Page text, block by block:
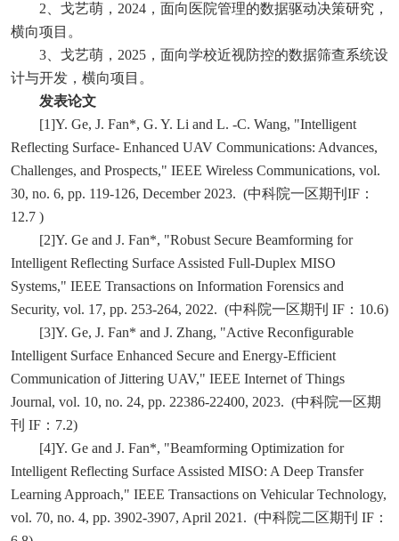
2、 戈艺萌， 2024，面向医院管理的数据驱动决策研究，
横向项目。
3、 戈艺萌， 2025，面向学校近视防控的数据筛查系统设
计与开发，横向项目。
发表论文
[1]Y. Ge, J. Fan*, G. Y. Li and L. -C. Wang, "Intelligent
Reflecting Surface- Enhanced UAV Communications: Advances,
Challenges, and Prospects," IEEE Wireless Communications, vol.
30, no. 6, pp. 119-126, December 2023. (中科院一区期刊IF：
12.7 )
[2]Y. Ge and J. Fan*, "Robust Secure Beamforming for
Intelligent Reflecting Surface Assisted Full-Duplex MISO
Systems," IEEE Transactions on Information Forensics and
Security, vol. 17, pp. 253-264, 2022. (中科院一区期刊 IF：10.6)
[3]Y. Ge, J. Fan* and J. Zhang, "Active Reconfigurable
Intelligent Surface Enhanced Secure and Energy-Efficient
Communication of Jittering UAV," IEEE Internet of Things
Journal, vol. 10, no. 24, pp. 22386-22400, 2023. (中科院一区期
刊 IF：7.2)
[4]Y. Ge and J. Fan*, "Beamforming Optimization for
Intelligent Reflecting Surface Assisted MISO: A Deep Transfer
Learning Approach," IEEE Transactions on Vehicular Technology,
vol. 70, no. 4, pp. 3902-3907, April 2021. (中科院二区期刊 IF：